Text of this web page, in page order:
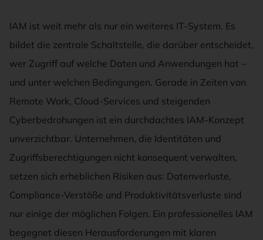
IAM ist weit mehr als nur ein weiteres IT-System. Es
bildet die zentrale Schaltstelle, die darüber entscheidet,
wer Zugriff auf welche Daten und Anwendungen hat –
und unter welchen Bedingungen. Gerade in Zeiten von
Remote Work, Cloud-Services und steigenden
Cyberbedrohungen ist ein durchdachtes IAM-Konzept
unverzichtbar. Unternehmen, die Identitäten und
Zugriffsberechtigungen nicht konsequent verwalten,
setzen sich erheblichen Risiken aus: Datenverluste,
Compliance-Verstöße und Produktivitätsverluste sind
nur einige der möglichen Folgen. Ein professionelles IAM
begegnet diesen Herausforderungen mit klaren